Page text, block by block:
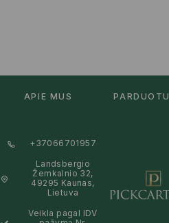
APIE MUS
+37066701957
Landsbergio
Žemkalnio 32,
49295 Kaunas,
Lietuva
Veikla pagal IDV